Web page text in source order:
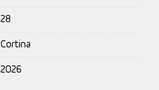
28
Cortina
2026